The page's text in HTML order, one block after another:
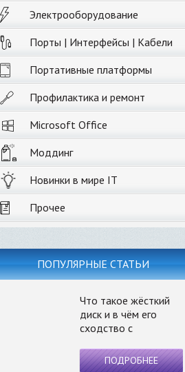
Электрооборудование
Порты | Интерфейсы | Кабели
Портативные платформы
Профилактика и ремонт
Microsoft Office
Моддинг
Новинки в мире IT
Прочее
ПОПУЛЯРНЫЕ СТАТЬИ
Что такое жёсткий
диск и в чём его
сходство с
ПОДРОБНЕЕ